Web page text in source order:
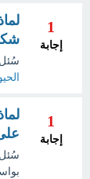
1
إجابة
سُئل
1
إجابة
سُئل